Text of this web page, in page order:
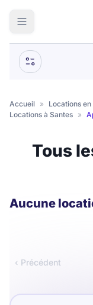
Votre
Que
Logement entier
Résidence
recherche
Accueil » Locations
Locations à Santes »
Tous
Aucune
‹ Précédent